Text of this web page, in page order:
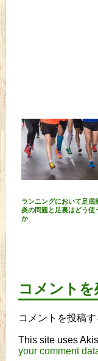
ランニングにおいて足底
炎の問題と足裏はどう使
か
コメントを
コメントを投稿
This site uses
your comment